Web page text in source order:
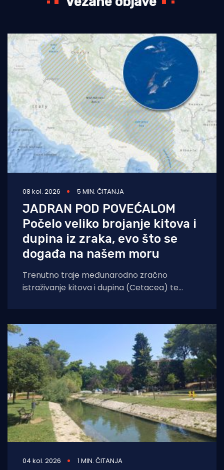
08 kol. 2026 5 MIN. ČITANJA
JADRAN POD POVEĆALOM
Počelo veliko brojanje kitova i
dupina iz zraka, evo što se
događa na našem moru
Trenutno traje međunarodno zračno
istraživanje kitova i dupina (Cetacea) te
04 kol. 2026 1 MIN. ČITANJA